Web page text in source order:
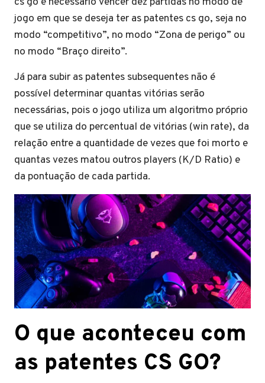
jogo em que se deseja ter as patentes cs go, seja no
modo “competitivo”, no modo “Zona de perigo” ou
no modo “Braço direito”.
Já para subir as patentes subsequentes não é
possível determinar quantas vitórias serão
necessárias, pois o jogo utiliza um algoritmo próprio
que se utiliza do percentual de vitórias (win rate), da
relação entre a quantidade de vezes que foi morto e
quantas vezes matou outros players (K/D Ratio) e
da pontuação de cada partida.
O que aconteceu com
as patentes CS GO?